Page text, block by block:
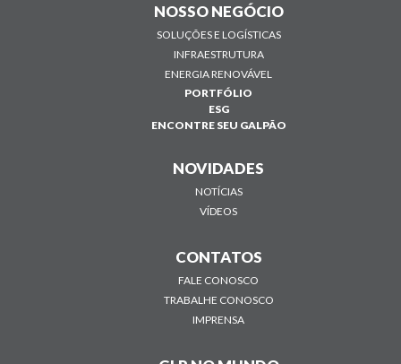
NOSSO NEGÓCIO
SOLUÇÕES E LOGÍSTICAS
INFRAESTRUTURA
ENERGIA RENOVÁVEL
PORTFÓLIO
ESG
ENCONTRE SEU GALPÃO
NOVIDADES
NOTÍCIAS
VÍDEOS
CONTATOS
FALE CONOSCO
TRABALHE CONOSCO
IMPRENSA